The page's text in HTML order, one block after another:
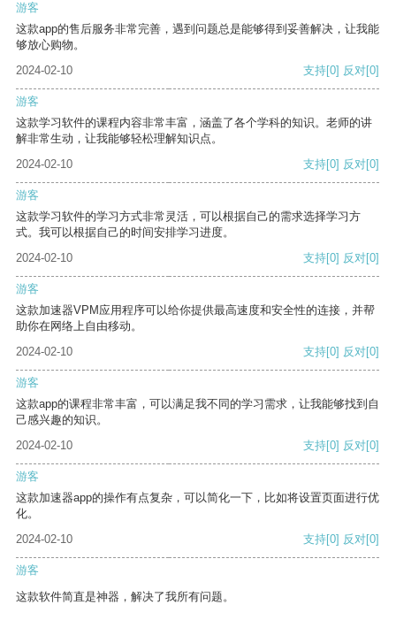
游客
这款app的售后服务非常完善，遇到问题总是能够得到妥善解决，让我能
够放心购物。
2024-02-10
支持[0] 反对[0]
游客
这款学习软件的课程内容非常丰富，涵盖了各个学科的知识。老师的讲
解非常生动，让我能够轻松理解知识点。
2024-02-10
支持[0] 反对[0]
游客
这款学习软件的学习方式非常灵活，可以根据自己的需求选择学习方
式。我可以根据自己的时间安排学习进度。
2024-02-10
支持[0] 反对[0]
游客
这款加速器VPM应用程序可以给你提供最高速度和安全性的连接，并帮
助你在网络上自由移动。
2024-02-10
支持[0] 反对[0]
游客
这款app的课程非常丰富，可以满足我不同的学习需求，让我能够找到自
己感兴趣的知识。
2024-02-10
支持[0] 反对[0]
游客
这款加速器app的操作有点复杂，可以简化一下，比如将设置页面进行优
化。
2024-02-10
支持[0] 反对[0]
游客
这款软件简直是神器，解决了我所有问题。